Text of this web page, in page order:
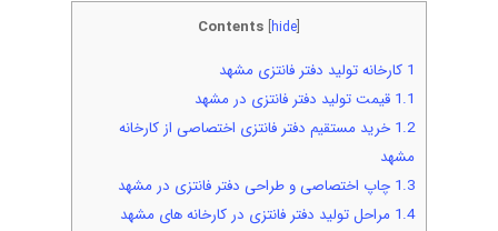
Contents [hide]
1 کارخانه تولید دفتر فانتزی مشهد
1.1 قیمت تولید دفتر فانتزی در مشهد
1.2 خرید مستقیم دفتر فانتزی اختصاصی از کارخانه
مشهد
1.3 چاپ اختصاصی و طراحی دفتر فانتزی در مشهد
1.4 مراحل تولید دفتر فانتزی در کارخانه های مشهد